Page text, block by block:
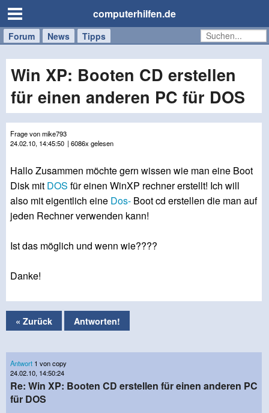
computerhilfen.de
Forum News Tipps
Handy
Tablet
Windows
Mac
Win XP: Booten CD erstellen
für einen anderen PC für DOS
Frage von mike793
24.02.10, 14:45:50 | 6086x gelesen
Hallo Zusammen möchte gern wissen wie man eine Boot
Disk mit DOS für einen WinXP rechner erstellt! Ich will
also mit eigentlich eine Dos- Boot cd erstellen die man auf
jeden Rechner verwenden kann!
Ist das möglich und wenn wie????
Danke!
« Zurück Antworten!
Antwort 1 von copy
24.02.10, 14:50:24
Re: Win XP: Booten CD erstellen für einen anderen PC
für DOS